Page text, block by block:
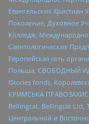
Евангельских Христиан
Поколение, Духовное
Колледж,
Саентологических
Европейская сеть
Польша, СВОБОДНЫЙ
IStories fonds,
КРИМСЬКА
Bellingcat, Bellingcat Ltd,
Центральной и